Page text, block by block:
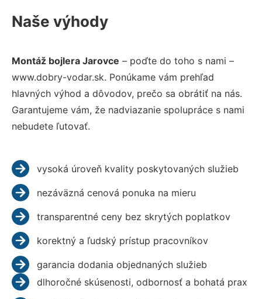
Naše výhody
Montáž bojlera Jarovce – poďte do toho s nami –
www.dobry-vodar.sk. Ponúkame vám prehľad
hlavných výhod a dôvodov, prečo sa obrátiť na nás.
Garantujeme vám, že nadviazanie spolupráce s nami
nebudete ľutovať.
vysoká úroveň kvality poskytovaných služieb
nezáväzná cenová ponuka na mieru
transparentné ceny bez skrytých poplatkov
korektný a ľudský prístup pracovníkov
garancia dodania objednaných služieb
dlhoročné skúsenosti, odbornosť a bohatá prax